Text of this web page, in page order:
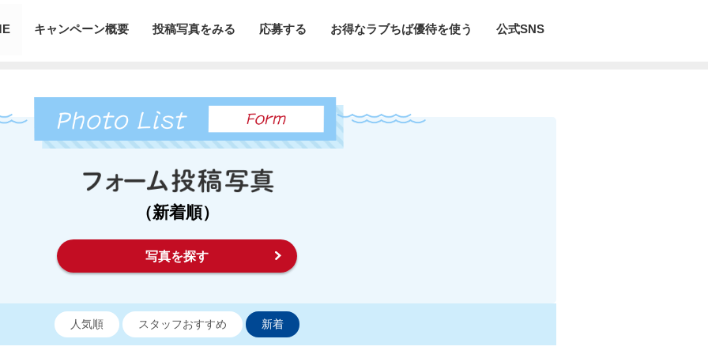
キャンペーン概要 投稿写真をみる 応募する お得なラブちば優待を使う 公式SNS
（新着順）
写真を探す
人気順 スタッフおすすめ 新着